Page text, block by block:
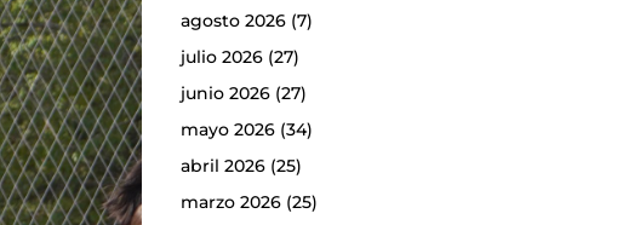
agosto 2026(7)
julio 2026(27)
junio 2026(27)
mayo 2026(34)
abril 2026(25)
marzo 2026(25)